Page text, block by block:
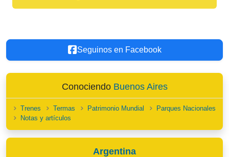
Seguinos en Facebook
Conociendo Buenos Aires
Trenes Termas Patrimonio Mundial
Parques Nacionales
Notas y artículos
Argentina